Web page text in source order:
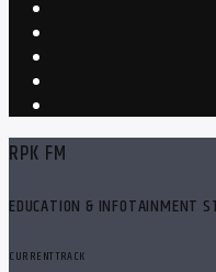
RPK FM
EDUCATION & INFOTAINMENT
CURRENT TRACK